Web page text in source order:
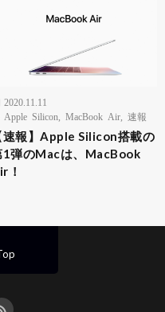
2020.11.11
Apple Silicon
MacBook Air 速報
速報】Apple Silicon搭載の
1弾のMacは、MacBook
！